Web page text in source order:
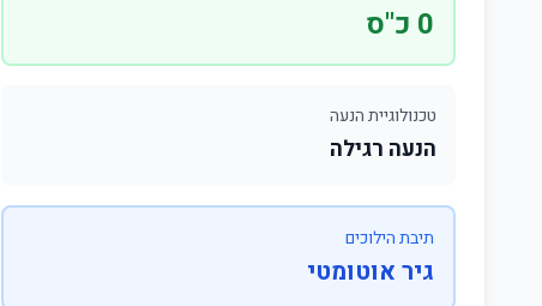
0 כ"ס
טכנולוגיית הנעה
הנעה רגילה
תיבת הילוכים
גיר אוטומטי